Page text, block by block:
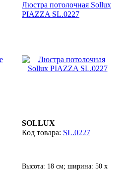
Люстра потолочная Sollux
PIAZZA SL.0227
SOLLUX
SL.0227
Высота: 18 см; ширина: 50 х